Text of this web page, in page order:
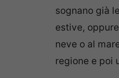
sognano già
estive,
neve o al
regione e poi